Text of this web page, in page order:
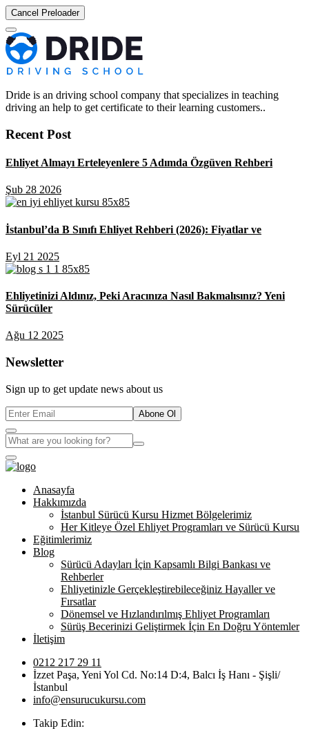
Cancel Preloader
Dride is an driving school company that specializes in teaching
driving an help to get certificate to their learning customers..
Recent Post
Ehliyet Almayı Erteleyenlere 5 Adımda Özgüven Rehberi
Şub 28 2026
İstanbul’da B Sınıfı Ehliyet Rehberi (2026): Fiyatlar ve
Eyl 21 2025
Ehliyetinizi Aldınız, Peki Aracınıza Nasıl Bakmalısınız? Yeni
Sürücüler
Ağu 12 2025
Newsletter
Sign up to get update news about us
Abone Ol
Anasayfa
Hakkımızda
İstanbul Sürücü Kursu Hizmet Bölgelerimiz
Her Kitleye Özel Ehliyet Programları ve Sürücü Kursu
Eğitimlerimiz
Blog
Sürücü Adayları İçin Kapsamlı Bilgi Bankası ve
Rehberler
Ehliyetinizle Gerçekleştirebileceğiniz Hayaller ve
Fırsatlar
Dönemsel ve Hızlandırılmış Ehliyet Programları
Sürüş Becerinizi Geliştirmek İçin En Doğru Yöntemler
İletişim
0212 217 29 11
İzzet Paşa, Yeni Yol Cd. No:14 D:4, Balcı İş Hanı - Şişli/
İstanbul
info@ensurucukursu.com
Takip Edin: